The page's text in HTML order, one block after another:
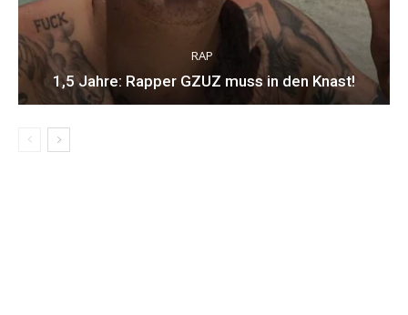
RAP
1,5 Jahre: Rapper GZUZ muss in den Knast!